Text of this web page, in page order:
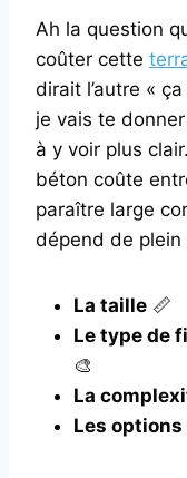
Ah la question
coûter cette
dirait l’autre «
je vais te
à y voir plus
béton coûte
paraître large
dépend de
La taille 📏
Le type de
🎨
La
Les options